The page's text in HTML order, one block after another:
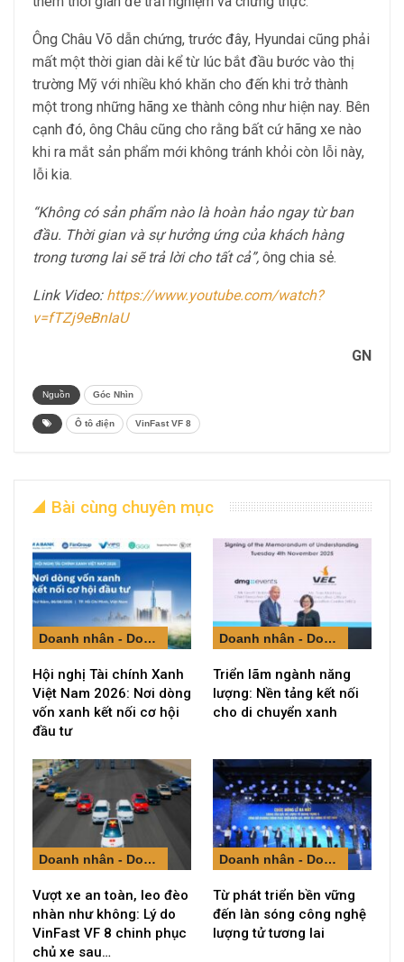
Ông Châu Võ dẫn chứng, trước đây, Hyundai cũng phải
mất một thời gian dài kể từ lúc bắt đầu bước vào thị
trường Mỹ với nhiều khó khăn cho đến khi trở thành
một trong những hãng xe thành công như hiện nay. Bên
cạnh đó, ông Châu cũng cho rằng bất cứ hãng xe nào
khi ra mắt sản phẩm mới không tránh khỏi còn lỗi này,
lỗi kia.
“Không có sản phẩm nào là hoàn hảo ngay từ ban
đầu. Thời gian và sự hưởng ứng của khách hàng
trong tương lai sẽ trả lời cho tất cả”, ông chia sẻ.
Link Video: https://www.youtube.com/watch?
v=fTZj9eBnIaU
GN
Nguồn Góc Nhìn
Ô tô điện VinFast VF 8
Bài cùng chuyên mục
Doanh nhân - Doanh nghiệp
Hội nghị Tài chính Xanh
Việt Nam 2026: Nơi dòng
vốn xanh kết nối cơ hội
đầu tư
Doanh nhân - Doanh nghiệp
Triển lãm ngành năng
lượng: Nền tảng kết nối
cho di chuyển xanh
Doanh nhân - Doanh nghiệp
Vượt xe an toàn, leo đèo
nhàn như không: Lý do
VinFast VF 8 chinh phục
chủ xe sau…
Doanh nhân - Doanh nghiệp
Từ phát triển bền vững
đến làn sóng công nghệ
lượng tử tương lai